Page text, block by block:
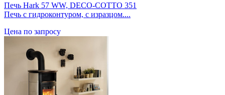
Печь Hark 57 WW, DECO-COTTO 351
Печь с гидроконтуром, с изразцом....
Цена по запросу